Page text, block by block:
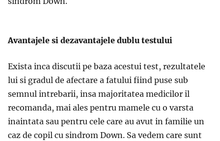
Avantajele si dezavantajele dublu testului
Exista inca discutii pe baza acestui test, rezultatele
lui si gradul de afectare a fatului fiind puse sub
semnul intrebarii, insa majoritatea medicilor il
recomanda, mai ales pentru mamele cu o varsta
inaintata sau pentru cele care au avut in familie un
caz de copil cu sindrom Down. Sa vedem care sunt